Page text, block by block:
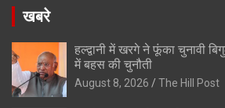
खबरे
हल्द्वानी में खरगे ने फूंका चुनावी
में बहस की चुनौती
August 8, 2026 The Hill Post